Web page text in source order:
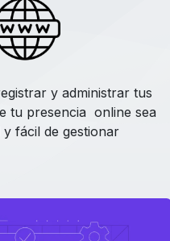
y administrar tus
tu presencia online sea
fácil de gestionar